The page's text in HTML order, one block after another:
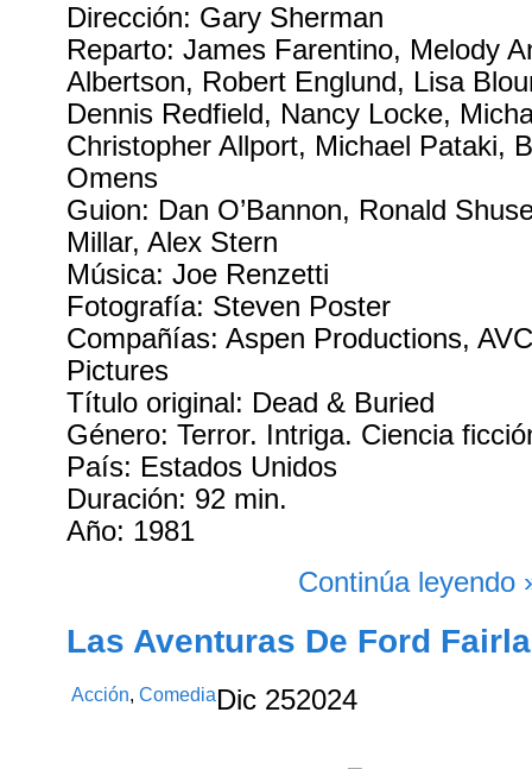
Dirección: Gary Sherman
Reparto: James Farentino, Melody
Albertson, Robert Englund, Lisa
Dennis Redfield, Nancy Locke,
Christopher Allport, Michael Pataki,
Omens
Guion: Dan O’Bannon, Ronald
Millar, Alex Stern
Música: Joe Renzetti
Fotografía: Steven Poster
Compañías: Aspen Productions,
Pictures
Título original: Dead & Buried
Género: Terror. Intriga. Ciencia
País: Estados Unidos
Duración: 92 min.
Año: 1981
Continúa leyendo
Las Aventuras De Ford
Acción,ComediaDic 252024